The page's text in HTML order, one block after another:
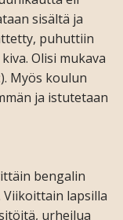
sisältä ja
puhuttiin
Olisi mukava
Myös koulun
ja istutetaan
bengalin
Viikoittain lapsilla
urheilua